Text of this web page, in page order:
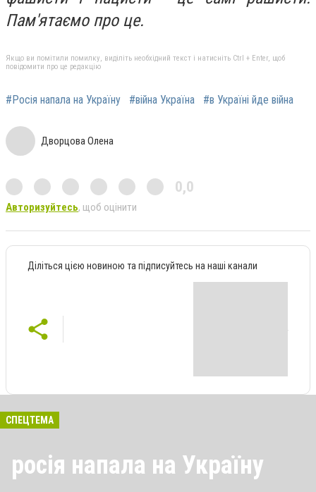
Пам'ятаємо про це.
Якщо ви помітили помилку, виділіть необхідний текст і натисніть Ctrl + Enter, щоб
повідомити про це редакцію
#Росія напала на Україну #війна Україна #в Україні йде війна
Дворцова Олена
0,0
Авторизуйтесь, щоб оцінити
Діліться цією новиною та підписуйтесь на наші канали
СПЕЦТЕМА
росія напала на Україну